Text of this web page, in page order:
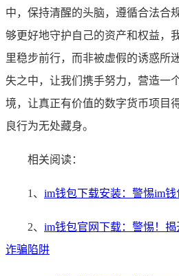
中，保持清醒的头脑，遵循合法合
够更好地守护自己的资产和权益，
里稳步前行，而非被虚假的诱惑所
失之中，让我们携手努力，营造一
境，让真正有价值的数字货币项目
良行为无处藏身。
相关阅读：
1、 im钱包下载安装：警惕im
2、 im钱包官网下载：警惕！揭
诈骗陷阱